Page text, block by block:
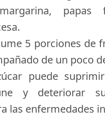
5 porciones de
de un poco
puede
y deteriorar
las enfermedades